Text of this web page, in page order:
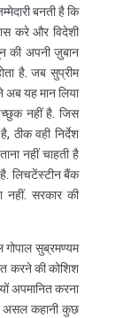
बनती है कि
करे और विदेशी
की अपनी ज़ुबान
है. जब सुप्रीम
अब यह मान लिया
नहीं है. जिस
ठीक वही निर्देश
नहीं चाहती है
लिचटेंस्टीन बैंक
नहीं. सरकार की
गोपाल सुब्रमण्यम
करने की कोशिश
अपमानित करना
असल कहानी कुछ